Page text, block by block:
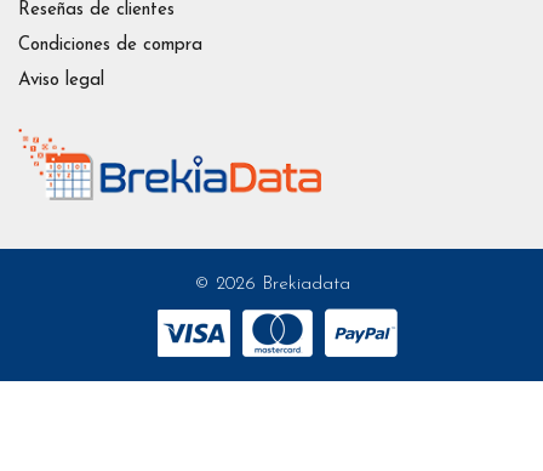
Reseñas de clientes
Condiciones de compra
Aviso legal
© 2026 Brekiadata